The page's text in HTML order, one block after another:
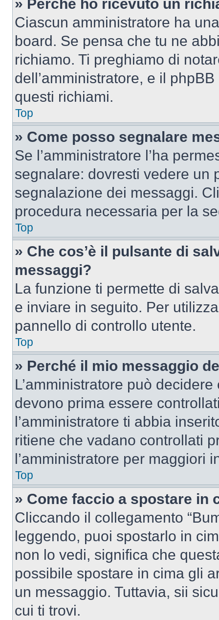
» Perché ho ricevuto un
Ciascun amministratore ha
board. Se pensa che tu ne
richiamo. Ti preghiamo di
dell’amministratore, e il
questi richiami.
Top
» Come posso segnalare
Se l’amministratore l’ha
segnalare: dovresti vedere un
segnalazione dei messaggi.
procedura necessaria per la
Top
» Che cos’è il pulsante di
messaggi?
La funzione ti permette di
e inviare in seguito. Per
pannello di controllo utente.
Top
» Perché il mio messaggio
L’amministratore può
devono prima essere
l’amministratore ti abbia
ritiene che vadano controllati
l’amministratore per maggiori
Top
» Come faccio a spostare in
Cliccando il collegamento
leggendo, puoi spostarlo in
non lo vedi, significa che
possibile spostare in cima gli
un messaggio. Tuttavia, sii
cui ti trovi.